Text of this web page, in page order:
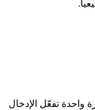
واحدة تفعّل الإدخال